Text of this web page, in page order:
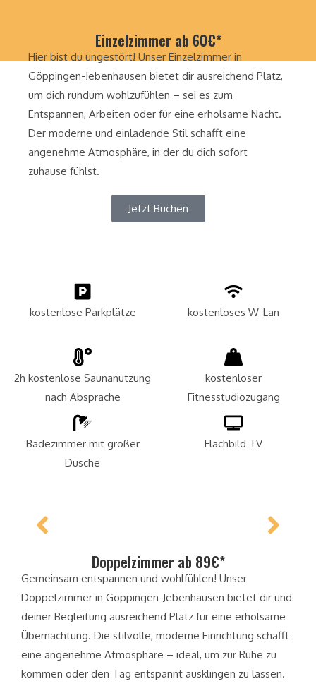
Einzelzimmer ab 60€*
Hier bist du ungestört! Unser Einzelzimmer in
Göppingen-Jebenhausen bietet dir ausreichend Platz,
um dich rundum wohlzufühlen – sei es zum
Entspannen, Arbeiten oder für eine erholsame Nacht.
Der moderne und einladende Stil schafft eine
angenehme Atmosphäre, in der du dich sofort
zuhause fühlst.
Jetzt Buchen
kostenlose Parkplätze kostenloses W-Lan
2h kostenlose Saunanutzung
nach Absprache​
kostenloser
Fitnesstudiozugang
Badezimmer mit großer
Dusche
Flachbild TV
Doppelzimmer ab 89€*
Gemeinsam entspannen und wohlfühlen! Unser
Doppelzimmer in Göppingen-Jebenhausen bietet dir und
deiner Begleitung ausreichend Platz für eine erholsame
Übernachtung. Die stilvolle, moderne Einrichtung schafft
eine angenehme Atmosphäre – ideal, um zur Ruhe zu
kommen oder den Tag entspannt ausklingen zu lassen.